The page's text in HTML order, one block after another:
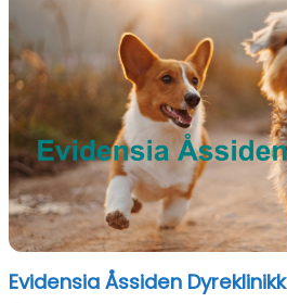
Evidensia Åssiden Dyreklinikk